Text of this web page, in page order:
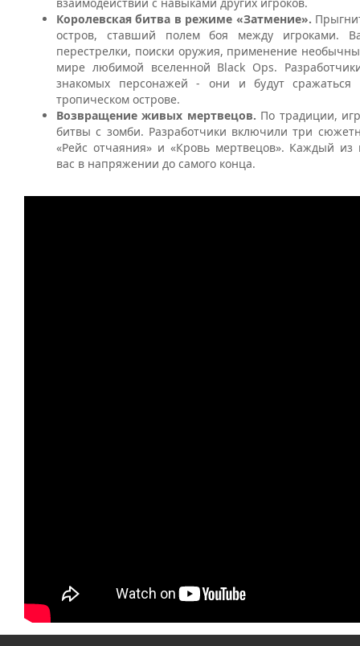
Королевская битва в режиме «Затмение».
остров, ставший полем боя между игроками.
перестрелки, поиски оружия, применение
мире любимой вселенной Black Ops.
знакомых персонажей - они и будут сражаться
тропическом острове.
Возвращение живых мертвецов. По традиции,
битвы с зомби. Разработчики включили три
«Рейс отчаяния» и «Кровь мертвецов». Каждый из
вас в напряжении до самого конца.